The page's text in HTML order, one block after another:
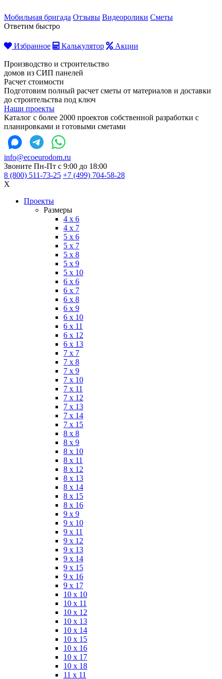
Мобильная бригада Отзывы Видеоролики Сметы
Ответим быстро
Избранное Калькулятор Акции
Производство и строительство
домов из СИП панелей
Расчет стоимости
Подготовим полный расчет сметы от материалов и доставки
до строительства под ключ
Наши проекты
Каталог с более 2000 проектов собственной разработки с
планировками и готовыми сметами
info@ecoeurodom.ru
Звоните Пн-Пт с 9:00 до 18:00
8 (800) 511-73-25 +7 (499) 704-58-28
X
Проекты
Размеры
4 x 6
4 x 7
5 x 6
5 x 7
5 x 8
5 x 9
5 x 10
6 x 6
6 x 7
6 x 8
6 x 9
6 x 10
6 x 11
6 x 12
6 x 13
7 x 7
7 x 8
7 x 9
7 x 10
7 x 11
7 x 12
7 x 13
7 x 14
7 x 15
8 x 8
8 x 9
8 x 10
8 x 11
8 x 12
8 x 13
8 x 14
8 x 15
8 x 16
9 x 9
9 x 10
9 x 11
9 x 12
9 x 13
9 x 14
9 x 15
9 x 16
9 x 17
10 x 10
10 x 11
10 x 12
10 x 13
10 x 14
10 x 15
10 x 16
10 x 17
10 x 18
11 x 11